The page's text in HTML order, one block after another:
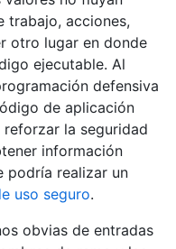
trabajo, acciones,
otro lugar en donde
ejecutable. Al
defensiva
de aplicación
la seguridad
información
podría realizar un
uso seguro.
obvias de entradas